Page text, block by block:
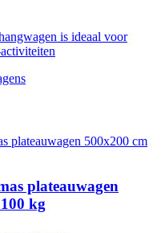
is ideaal voor
plateauwagen
kg